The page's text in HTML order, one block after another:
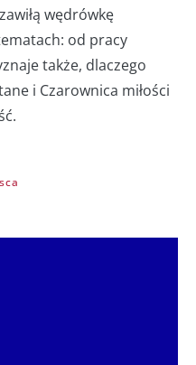
wędrówkę
od pracy
także, dlaczego
i Czarownica miłości